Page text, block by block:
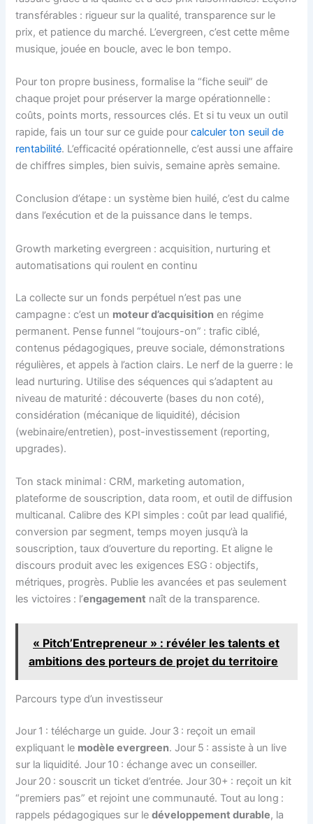
transférables : rigueur sur la qualité, transparence sur le
prix, et patience du marché. L’evergreen, c’est cette même
musique, jouée en boucle, avec le bon tempo.
Pour ton propre business, formalise la “fiche seuil” de
chaque projet pour préserver la marge opérationnelle :
coûts, points morts, ressources clés. Et si tu veux un outil
rapide, fais un tour sur ce guide pourcalculer ton seuil de
rentabilité. L’efficacité opérationnelle, c’est aussi une affaire
de chiffres simples, bien suivis, semaine après semaine.
Conclusion d’étape : un système bien huilé, c’est du calme
dans l’exécution et de la puissance dans le temps.
Growth marketing evergreen : acquisition, nurturing et
automatisations qui roulent en continu
La collecte sur un fonds perpétuel n’est pas une
campagne : c’est un moteur d’acquisition en régime
permanent. Pense funnel “toujours-on” : trafic ciblé,
contenus pédagogiques, preuve sociale, démonstrations
régulières, et appels à l’action clairs. Le nerf de la guerre : le
lead nurturing. Utilise des séquences qui s’adaptent au
niveau de maturité : découverte (bases du non coté),
considération (mécanique de liquidité), décision
(webinaire/entretien), post-investissement (reporting,
upgrades).
Ton stack minimal : CRM, marketing automation,
plateforme de souscription, data room, et outil de diffusion
multicanal. Calibre des KPI simples : coût par lead qualifié,
conversion par segment, temps moyen jusqu’à la
souscription, taux d’ouverture du reporting. Et aligne le
discours produit avec les exigences ESG : objectifs,
métriques, progrès. Publie les avancées et pas seulement
les victoires : l’engagement naît de la transparence.
« Pitch’Entrepreneur » : révéler les talents et
ambitions des porteurs de projet du territoire
Parcours type d’un investisseur
Jour 1 : télécharge un guide. Jour 3 : reçoit un email
expliquant le modèle evergreen. Jour 5 : assiste à un live
sur la liquidité. Jour 10 : échange avec un conseiller.
Jour 20 : souscrit un ticket d’entrée. Jour 30+ : reçoit un kit
“premiers pas” et rejoint une communauté. Tout au long :
rappels pédagogiques sur ledéveloppement durable, la